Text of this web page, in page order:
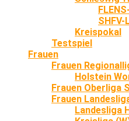
Kreispokal
Testspiel
Frauen
Frauen
Holstein
Frauen Oberliga
Frauen
Landesliga